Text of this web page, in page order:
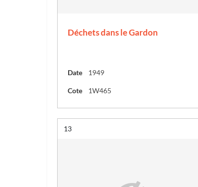
Déchets dans le Gardon
Date 1949
Cote 1W465
Résultat n°
13